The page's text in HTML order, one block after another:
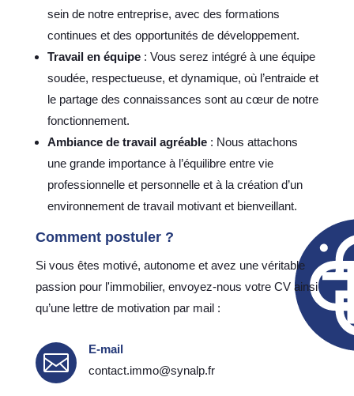
sein de notre entreprise, avec des formations
continues et des opportunités de développement.
Travail en équipe: Vous serez intégré à une équipe
soudée, respectueuse, et dynamique, où l’entraide et
le partage des connaissances sont au cœur de notre
fonctionnement.
Ambiance de travail agréable: Nous attachons
une grande importance à l’équilibre entre vie
professionnelle et personnelle et à la création d’un
environnement de travail motivant et bienveillant.
Comment postuler ?
Si vous êtes motivé, autonome et avez une véritable
passion pour l'immobilier, envoyez-nous votre CV ainsi
qu’une lettre de motivation par mail :

E-mail
contact.immo@synalp.fr